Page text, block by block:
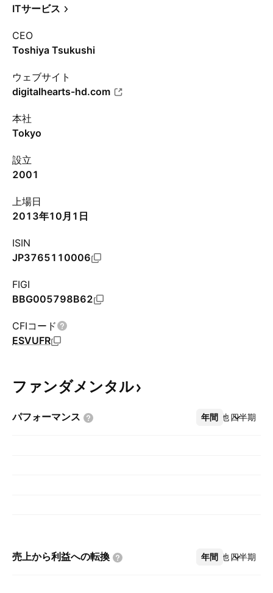
ITサービス
CEO
Toshiya Tsukushi
ウェブサイト
digitalhearts-hd.com
本社
Tokyo
設立
2001
上場日
2013年10月1日
ISIN
JP3765110006
FIGI
BBG005798B62
CFIコード
ESVUFR
ファンダメンタル
パフォーマンス 年間 四半期
その他
売上から利益への転換 年間 四半期
その他